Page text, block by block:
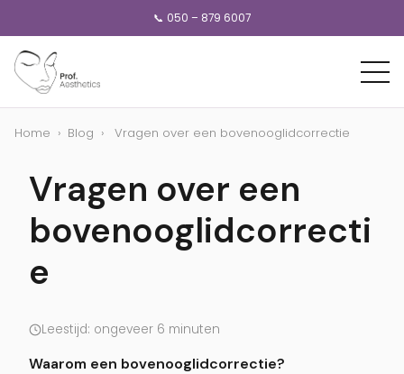
📞 050 – 879 6007
Home › Blog › Vragen over een bovenooglidcorrectie
Vragen over een
bovenooglidcorrecti
e
Leestijd: ongeveer 6 minuten
Waarom een bovenooglidcorrectie?